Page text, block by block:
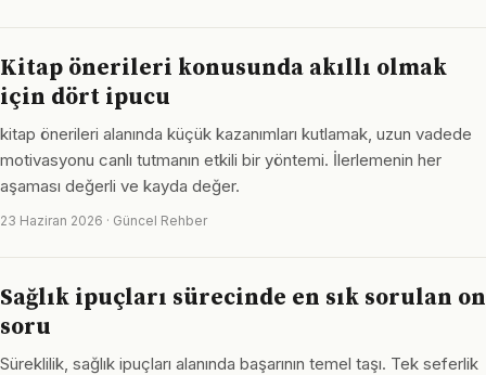
Kitap önerileri konusunda akıllı olmak
için dört ipucu
kitap önerileri alanında küçük kazanımları kutlamak, uzun vadede
motivasyonu canlı tutmanın etkili bir yöntemi. İlerlemenin her
aşaması değerli ve kayda değer.
23 Haziran 2026 · Güncel Rehber
Sağlık ipuçları sürecinde en sık sorulan on
soru
Süreklilik, sağlık ipuçları alanında başarının temel taşı. Tek seferlik